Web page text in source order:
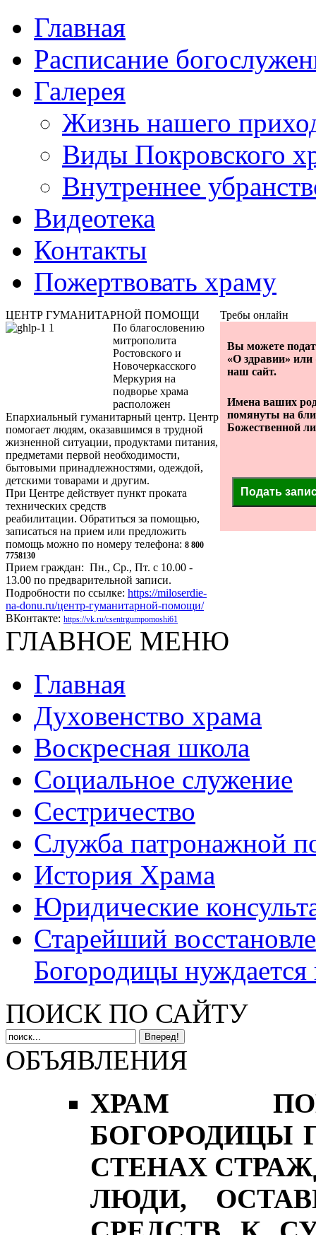
Главная
Расписание
Галерея
Жизнь нашего
Виды Покровского
Внутреннее
Видеотека
Контакты
Пожертвовать храму
ЦЕНТР ГУМАНИТАРНОЙ ПОМОЩИ
По благословению
митрополита
Ростовского и
Новочеркасского
Меркурия на
подворье храма
расположен
Епархиальный гуманитарный центр. Центр
помогает людям, оказавшимся в трудной
жизненной ситуации, продуктами питания,
предметами первой необходимости,
бытовыми принадлежностями, одеждой,
детскими товарами и другим.
При Центре действует пункт проката
технических средств
реабилитации. Обратиться за помощью,
записаться на прием или предложить
помощь можно по номеру телефона: 8 800
7758130
Прием граждан: Пн., Ср., Пт. с 10.00 -
13.00 по предварительной записи.
Подробности по ссылке: https://miloserdie-
na-donu.ru/центр-гуманитарной-помощи/
ВКонтакте: https://vk.ru/csentrgumpomoshi61
Требы онлайн
Вы можете
«О здравии» или
наш сайт.
Имена ваших
помянуты на
Божественной
Подать
ГЛАВНОЕ МЕНЮ
Главная
Духовенство храма
Воскресная школа
Социальное служение
Сестричество
Служба патронажной
История Храма
Юридические
Старейший
Богородицы нуждается
ПОИСК ПО САЙТУ
ОБЪЯВЛЕНИЯ
ХРАМ
БОГОРОДИЦЫ
СТЕНАХ
ЛЮДИ,